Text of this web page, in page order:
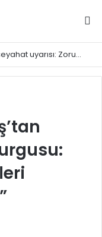
Dışişleri Bakanlığından Sudan için seyahat uyarısı: Zorunlu değilse gitmeyin